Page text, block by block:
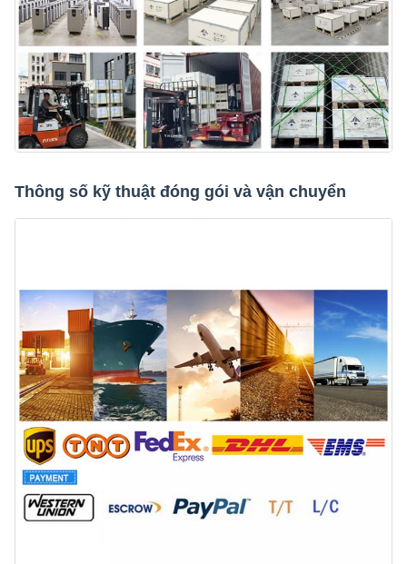
Thông số kỹ thuật đóng gói và vận chuyển